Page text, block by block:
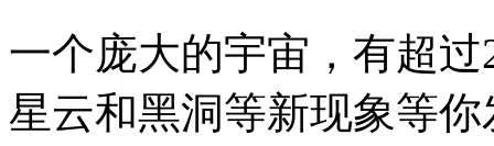
一个庞大的宇宙，有超
星云和黑洞等新现象等